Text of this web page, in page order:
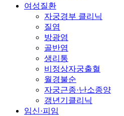
여성질환
자궁경부 클리닉
질염
방광염
골반염
생리통
비정상자궁출혈
월경불순
자궁근종·난소종양
갱년기클리닉
임신·피임